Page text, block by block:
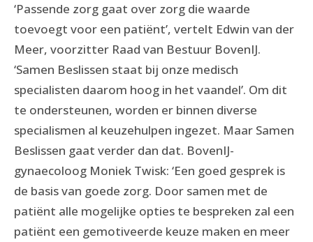
‘Passende zorg gaat over zorg die waarde
toevoegt voor een patiënt’, vertelt Edwin van der
Meer, voorzitter Raad van Bestuur BovenIJ.
‘Samen Beslissen staat bij onze medisch
specialisten daarom hoog in het vaandel’. Om dit
te ondersteunen, worden er binnen diverse
specialismen al keuzehulpen ingezet. Maar Samen
Beslissen gaat verder dan dat. BovenIJ-
gynaecoloog Moniek Twisk: ‘Een goed gesprek is
de basis van goede zorg. Door samen met de
patiënt alle mogelijke opties te bespreken zal een
patiënt een gemotiveerde keuze maken en meer